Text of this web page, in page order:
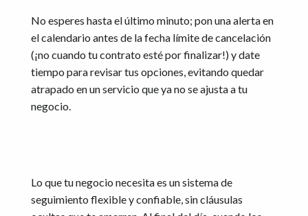
No esperes hasta el último minuto; pon una alerta en
el calendario antes de la fecha límite de cancelación
(¡no cuando tu contrato esté por finalizar!) y date
tiempo para revisar tus opciones, evitando quedar
atrapado en un servicio que ya no se ajusta a tu
negocio.
Lo que tu negocio necesita es un sistema de
seguimiento flexible y confiable, sin cláusulas